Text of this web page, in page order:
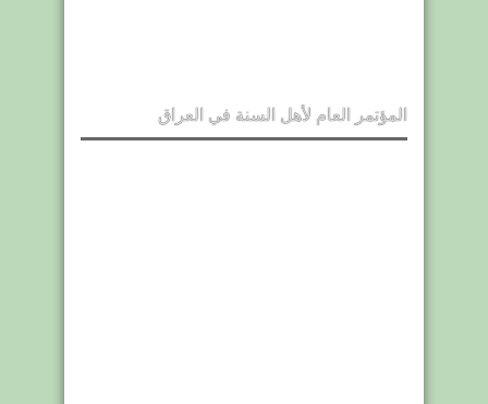
المؤتمر العام لأهل السنة في العراق